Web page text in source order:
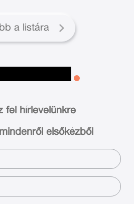
a listára
fel hírlevelünkre
elsőkézből